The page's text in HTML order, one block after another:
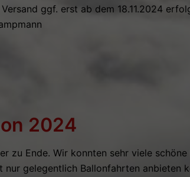
ggf. erst ab dem 18.11.2024
2024
zu Ende. Wir konnten sehr viele
gelegentlich Ballonfahrten anbieten